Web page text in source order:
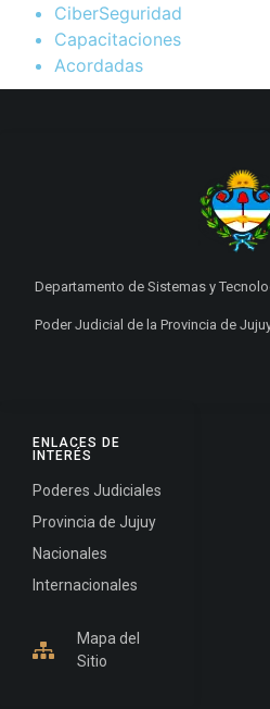
CiberSeguridad
Capacitaciones
Acordadas
ENLACES DE
INTERÉS
Poderes Judiciales
Provincia de Jujuy
Nacionales
Internacionales
Mapa del
Sitio
Departamento de Sistemas y
Poder Judicial de la Provincia de